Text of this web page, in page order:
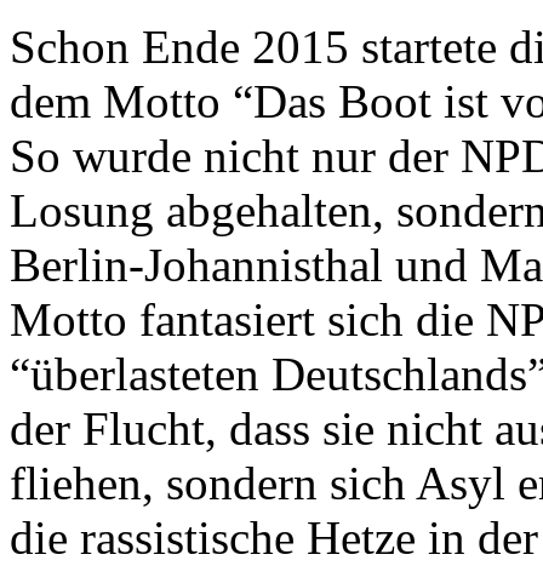
Schon Ende 2015 startete
dem Motto “Das Boot ist
So wurde nicht nur der
Losung abgehalten,
Berlin-Johannisthal und
Motto fantasiert sich die
“überlasteten
der Flucht, dass sie nicht
fliehen, sondern sich Asyl
die rassistische Hetze in